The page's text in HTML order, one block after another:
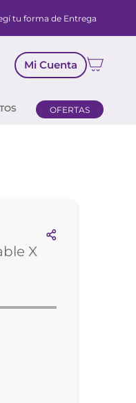
tu forma de Entrega
Mi Cuenta
OFERTAS
X